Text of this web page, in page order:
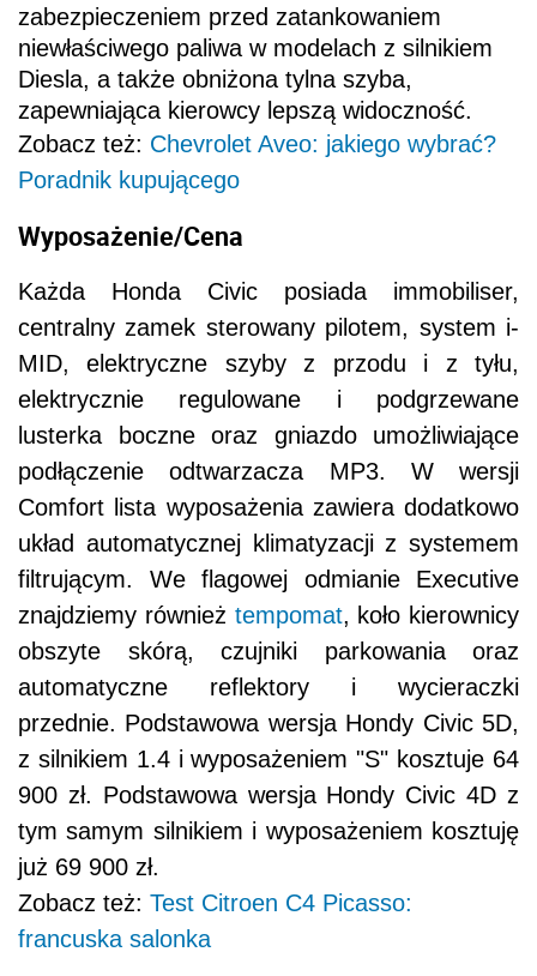
zabezpieczeniem przed zatankowaniem
niewłaściwego paliwa w modelach z silnikiem
Diesla, a także obniżona tylna szyba,
zapewniająca kierowcy lepszą widoczność.
Zobacz też: Chevrolet Aveo: jakiego wybrać?
Poradnik kupującego
Wyposażenie/Cena
Każda Honda Civic posiada immobiliser,
centralny zamek sterowany pilotem, system i-
MID, elektryczne szyby z przodu i z tyłu,
elektrycznie regulowane i podgrzewane
lusterka boczne oraz gniazdo umożliwiające
podłączenie odtwarzacza MP3. W wersji
Comfort lista wyposażenia zawiera dodatkowo
układ automatycznej klimatyzacji z systemem
filtrującym. We flagowej odmianie Executive
znajdziemy również tempomat, koło kierownicy
obszyte skórą, czujniki parkowania oraz
automatyczne reflektory i wycieraczki
przednie. Podstawowa wersja Hondy Civic 5D,
z silnikiem 1.4 i wyposażeniem "S" kosztuje 64
900 zł. Podstawowa wersja Hondy Civic 4D z
tym samym silnikiem i wyposażeniem kosztuję
już 69 900 zł.
Zobacz też: Test Citroen C4 Picasso:
francuska salonka